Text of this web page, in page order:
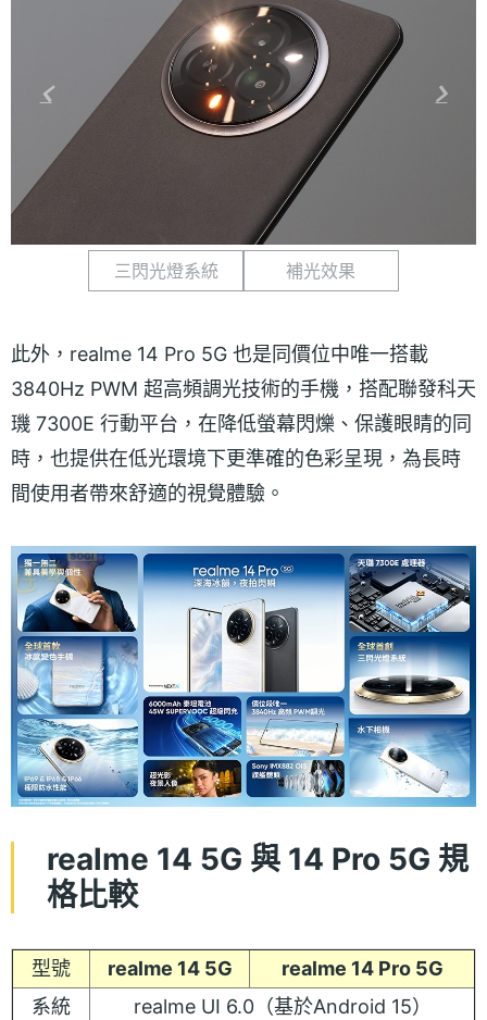
三閃光燈系統 補光效果
此外，realme 14 Pro 5G 也是同價位中唯一搭載
3840Hz PWM 超高頻調光技術的手機，搭配聯發科天
璣 7300E 行動平台，在降低螢幕閃爍、保護眼睛的同
時，也提供在低光環境下更準確的色彩呈現，為長時
間使用者帶來舒適的視覺體驗。
realme 14 5G 與 14 Pro 5G 規
格比較
型號 realme 14 5G
realme 14 Pro 5G
系統
realme UI 6.0（基於Android 15）